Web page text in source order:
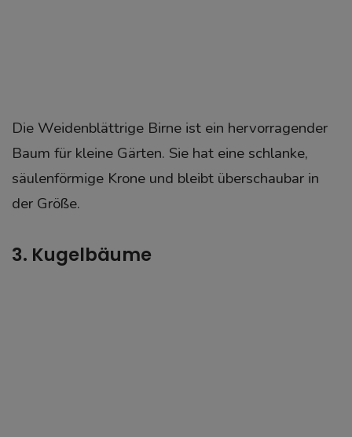
Die Weidenblättrige Birne ist ein hervorragender
Baum für kleine Gärten. Sie hat eine schlanke,
säulenförmige Krone und bleibt überschaubar in
der Größe.
3. Kugelbäume